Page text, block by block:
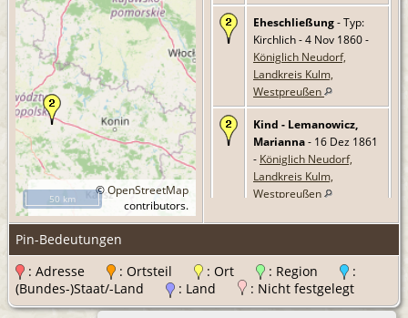
©OpenStreetMap
contributors.
50 km
Eheschließung- Typ:
Kirchlich - 4 Nov 1860 -
Königlich Neudorf,
Landkreis Kulm,
Westpreußen
Kind - Lemanowicz,
Marianna- 16 Dez 1861
- Königlich Neudorf,
Landkreis Kulm,
Westpreußen
Kind - Lemanowicz,
1863 -Königlich Neudorf,
Landkreis Kulm,
Westpreußen
Pin-Bedeutungen
: Adresse
: Ortsteil : Ort : Region
:
(Bundes-)Staat/-Land
: Land : Nicht festgelegt